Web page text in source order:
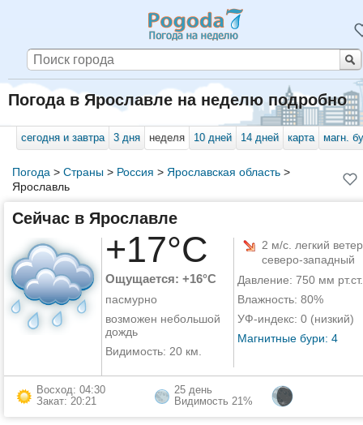
Погода в Ярославле на неделю подробно
сегодня и завтра 3 дня неделя 10 дней 14 дней карта магн.
Погода > Страны> Россия > Ярославская область>
Ярославль
Сейчас в Ярославле
+17°C
Ощущается: +16°C
пасмурно
возможен небольшой
дождь
Видимость: 20 км.
2 м/с. легкий
северо-западный
Давление: 750 мм рт.ст.
Влажность: 80%
УФ-индекс: 0 (низкий)
Магнитные бури: 4
Восход: 04:30
Закат: 20:21
25 день
Видимость 21%